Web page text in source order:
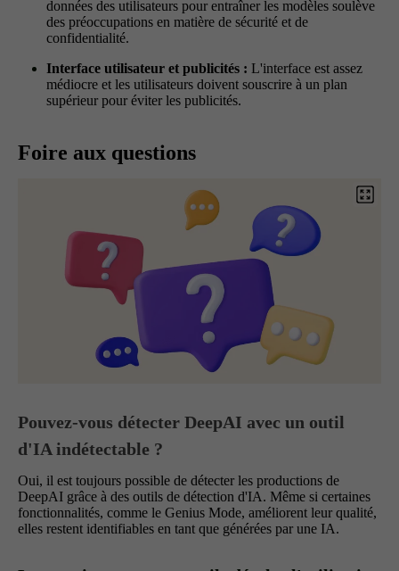
données des utilisateurs pour entraîner les modèles soulève
des préoccupations en matière de sécurité et de
confidentialité.
Interface utilisateur et publicités : L'interface est assez
médiocre et les utilisateurs doivent souscrire à un plan
supérieur pour éviter les publicités.
Foire aux questions
Pouvez-vous détecter DeepAI avec un outil
d'IA indétectable ?
Oui, il est toujours possible de détecter les productions de
DeepAI grâce à des outils de détection d'IA. Même si certaines
fonctionnalités, comme le Genius Mode, améliorent leur qualité,
elles restent identifiables en tant que générées par une IA.